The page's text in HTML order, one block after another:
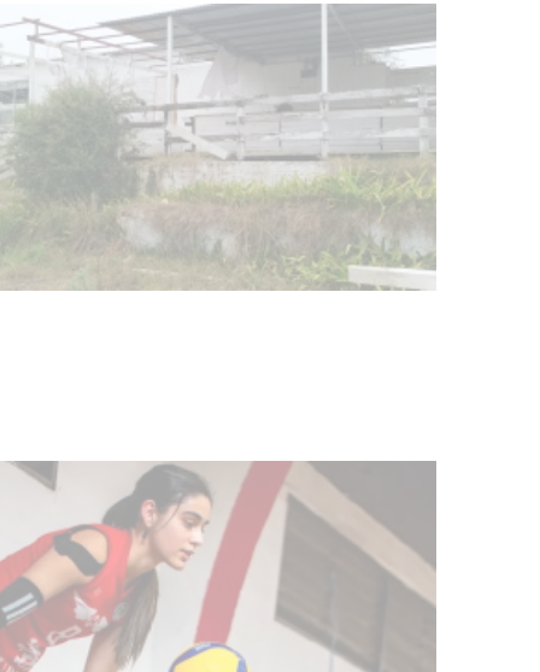
03-08-2026
Actualización sobre la agenda de
vacunación contra el
meningococo
03-08-2026
NOTICIAS
NOTICIAS
POLICIALES